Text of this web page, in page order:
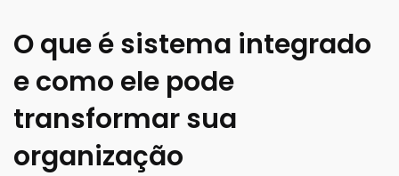
O que é sistema integrado
e como ele pode
transformar sua
organização